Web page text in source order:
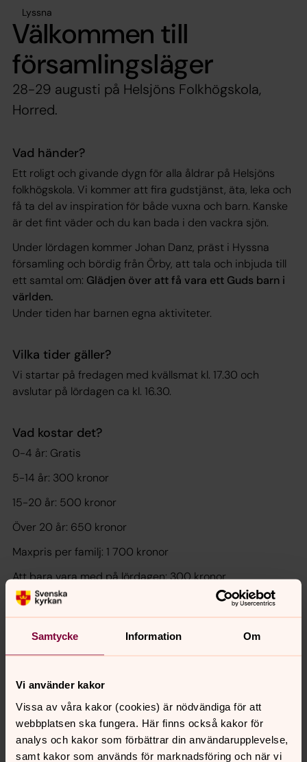
Samtycke Information Om
Vi använder kakor
Vissa av våra kakor (cookies) är nödvändiga för att
webbplatsen ska fungera. Här finns också kakor för
analys och kakor som förbättrar din användarupplevelse,
samt kakor som används för marknadsföring och när vi
Lyssna
Välkommen till
församlingsläger
28-29 augusti på Helsjöns Folkhögskola,
Horred.
Vad händer?
Ett roligt och givande dygn för alla åldrar på Helsjöns
folkhögskola. Vi kommer att fira gudstjänst, äta, leka och
få ta del av inspiration för både vuxna och barn. Kanske
är det fint väder och du kan bada i den vackra sjön.
Under lördagen kommer Johan Danz, präst i Hyssna
församling och bördig från Örby, att tala och inbjuda till
ett samtal om: Glädjen över att få vara ett Guds barn i
världen.
Under tiden har barnen egna aktiviteter.
Vilka tider gäller?
Vi startar på fredagen med kvällsmat kl. 17.30 och
avslutar på lördagen ca kl. 16.30.
Vad kostar det?
0-4 år: Gratis
5-14 år: 300 kronor
15-20 år: 500 kronor
Över 20 år: 650 kronor
Maxpris per familj: 1 700 kronor
Att bara vara med på lördagen: 300 kronor
Hur kommer jag dit?
Meddela i anmälan om du vill åka med någon eller om du
kör bil och har plats för en/flera passagerare.
Anmälan sker senast 14 augusti till diakon Agnetha
Häggander,agnetha.haggander@svenskakyrkan.se
eller
telefon/sms till 0761-14 91 69.